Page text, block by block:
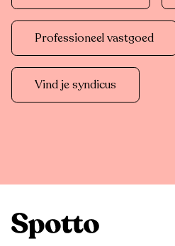
Professioneel vastgoed
Vind je syndicus